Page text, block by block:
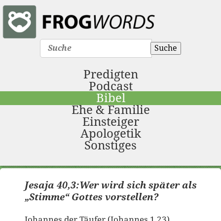
Suche
Predigten
Podcast
Bibel
Ehe & Familie
Einsteiger
Apologetik
Sonstiges
Jesaja 40,3:Wer wird sich später als
„Stimme“ Gottes vorstellen?